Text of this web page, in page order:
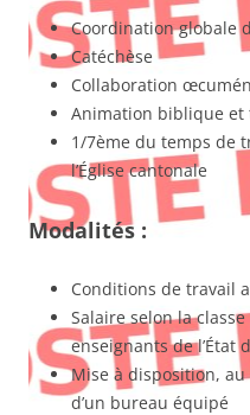
Coordination globale
Catéchèse
Collaboration
Animation biblique et
1/7ème du temps de
l’Église cantonale
Modalités :
Conditions de travail
Salaire selon la
enseignants de l’État
Mise à disposition,
d’un bureau équipé